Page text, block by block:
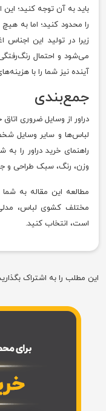
باید به آن توجه کنید؛
را محدود کنید؛ اما به هیچ
زیرا در تولید این
می‌شود و احتمال
آینده نیز شما را با
جمع‌بندی
دراور از وسایل ضروری
لباس‌ها و سایر وسایل
راهنمای خرید دراور را به
وزن، رنگ، سبک طراحی و
مطالعه این مقاله به
مختلف کشوی لباس،
است، انتخاب کنید.
این مطلب را به اشتراک